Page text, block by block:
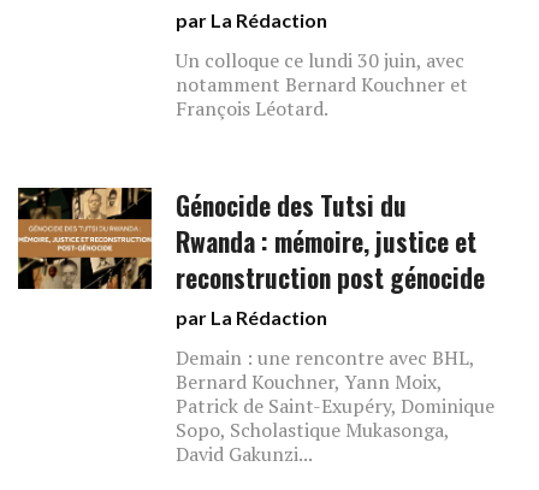
par La Rédaction
Un colloque ce lundi 30 juin, avec
notamment Bernard Kouchner et
François Léotard.
Génocide des Tutsi du
Rwanda : mémoire, justice et
reconstruction post génocide
par La Rédaction
Demain : une rencontre avec BHL,
Bernard Kouchner, Yann Moix,
Patrick de Saint-Exupéry, Dominique
Sopo, Scholastique Mukasonga,
David Gakunzi...